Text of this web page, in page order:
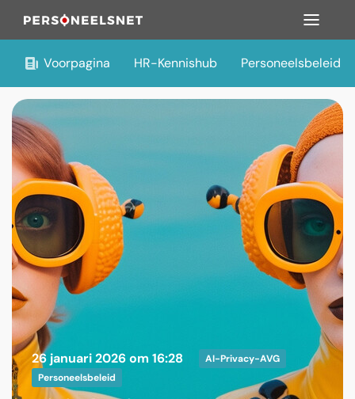
Voorpagina HR-Kennishub Personeelsbeleid
26 januari 2026 om 16:28
AI-Privacy-AVG
Personeelsbeleid